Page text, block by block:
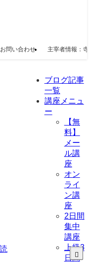
お問い合わせ 主宰者情報：寺
ブログ記事
一覧
講座メニュ
ー
【無
料】
メー
ル講
座
オン
ライ
ン講
座
2日間
集中
講座
上級3
日間